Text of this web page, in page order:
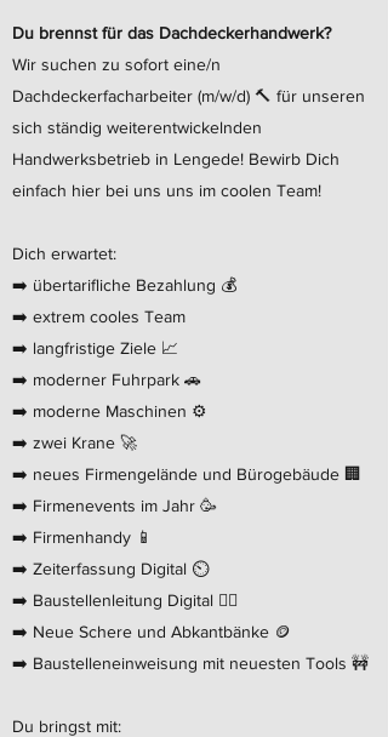
Du brennst für das Dachdeckerhandwerk?
Wir suchen zu sofort eine/n
Dachdeckerfacharbeiter (m/w/d) 🔨 für unseren
sich ständig weiterentwickelnden
Handwerksbetrieb in Lengede! Bewirb Dich
einfach hier bei uns uns im coolen Team!
Dich erwartet:
➡️ übertarifliche Bezahlung 💰
➡️ extrem cooles Team
➡️ langfristige Ziele 📈
➡️ moderner Fuhrpark 🚗
➡️ moderne Maschinen ⚙
➡️ zwei Krane 🚀
➡️ neues Firmengelände und Bürogebäude 🏢
➡️ Firmenevents im Jahr 🥳
➡️ Firmenhandy 📱
➡️ Zeiterfassung Digital ⏲️
➡️ Baustellenleitung Digital 👷‍♂️
➡️ Neue Schere und Abkantbänke 🪙
➡️ Baustelleneinweisung mit neuesten Tools 🚧
Du bringst mit: